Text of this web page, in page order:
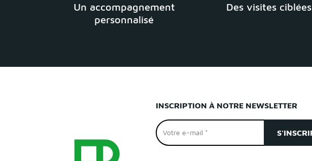
Un accompagnement
personnalisé
Des visites ciblées
INSCRIPTION À NOTRE NEWSLETTER